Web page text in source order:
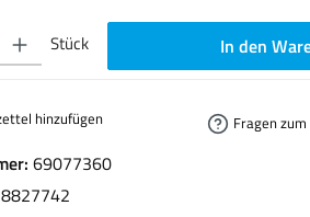
den gewünschten Wert ein oder benutze die
Stück In den
hinzufügen Fragen
69077360